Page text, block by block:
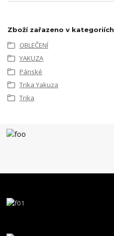
Zboží zařazeno v kategoriích
OBLEČENÍ
YAKUZA
Pánské
Trika Yakuza
Trika